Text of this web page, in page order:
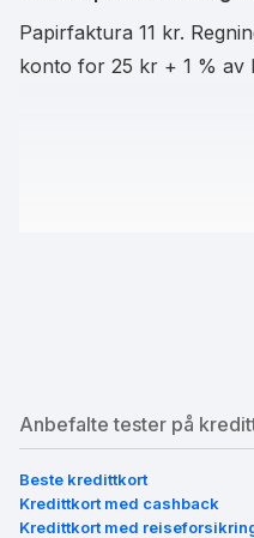
Papirfaktura 11 kr.
konto for 25 kr + 1 % av
Anbefalte tester på
Beste kredittkort
Kredittkort med cashback
Kredittkort med